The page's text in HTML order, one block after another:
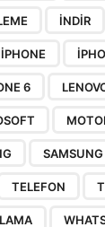
INDIR
IPHONE
6
TELEFON